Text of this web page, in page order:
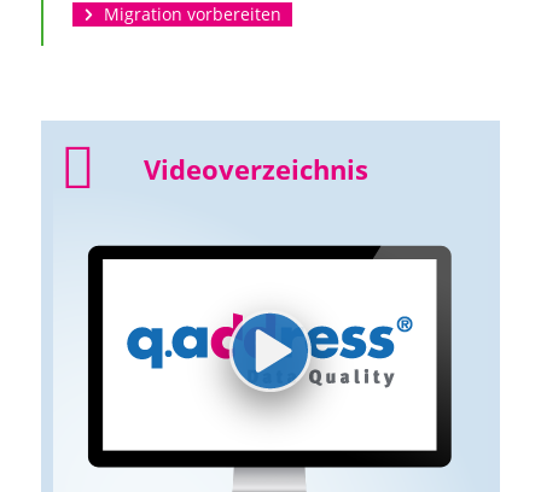
Migration vorbereiten
Videoverzeichnis